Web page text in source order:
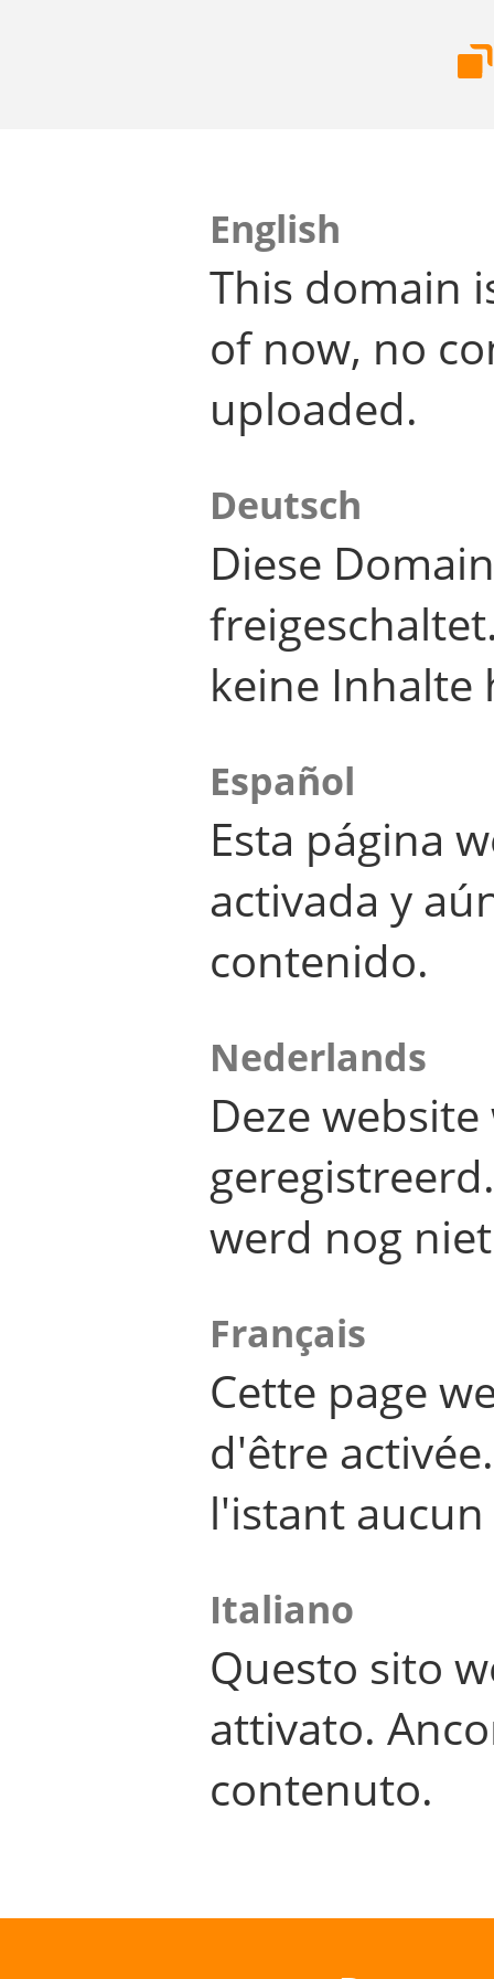
English
This domain
of now, no
uploaded.
Deutsch
Diese
keine Inhalte
Español
Esta página
activada y
contenido.
Nederlands
Deze
werd nog
Français
Cette page
d'être
l'istant
Italiano
Questo sito
attivato.
contenuto.